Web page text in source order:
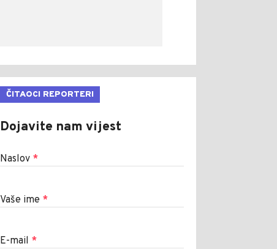
ČITAOCI REPORTERI
Dojavite nam vijest
Naslov *
Vaše ime *
E-mail *